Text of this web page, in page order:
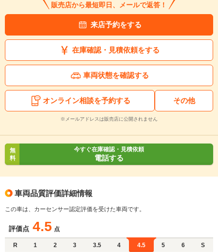
販売店から最短即日、メールで返答！
来店予約をする
在庫確認・見積依頼をする
車両状態を確認する
オンライン相談を予約する その他
※メールアドレスは販売店に公開されません
無
料
今すぐ在庫確認・見積依頼
電話する
車両品質評価詳細情報
この車は、カーセンサー認定評価を受けた車両です。
評価点 4.5 点
R 1 2 3 3.5 4 4.5 5 6 S